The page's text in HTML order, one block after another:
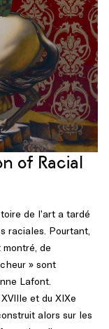
of Racial
de l’art a tardé
raciales. Pourtant,
de
» sont
Lafont.
et du XIXe
alors sur les